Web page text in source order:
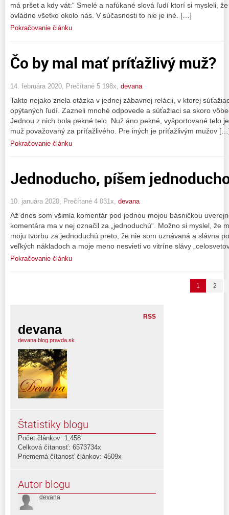
má pršet a kdy vát:“ Smelé a nafúkané slová ľudí ktorí si mysleli,
ovládne všetko okolo nás. V súčasnosti to nie je iné. […]
Pokračovanie článku
Čo by mal mať príťažlivý muž?
14. februára 2020, Prečítané 5 198x, devana
Takto nejako znela otázka v jednej zábavnej relácii, v ktorej
opýtaných ľudí. Zazneli mnohé odpovede a súťažiaci sa skoro
Jednou z nich bola pekné telo. Nuž áno pekné, vyšportované telo
muž považovaný za príťažlivého. Pre iných je príťažlivým mužov
Pokračovanie článku
Jednoducho, píšem
10. januára 2020, Prečítané 4 031x, devana
Až dnes som všimla komentár pod jednou mojou básničkou
komentára ma v nej označil za „jednoduchú“. Možno si myslel, že
moju tvorbu za jednoduchú preto, že nie som uznávaná a slávna
veľkých nákladoch a moje meno nesvieti vo vitríne slávy
Pokračovanie článku
1 2
RSS
devana
devana.blog.pravda.sk
Štatistiky blogu
Počet článkov: 1,458
Celková čítanosť: 6573734x
Priemerná čítanosť článkov: 4509x
Autor blogu
devana